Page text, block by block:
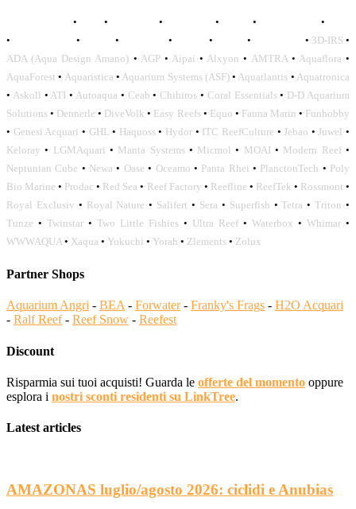
• • • • • •
•
• • • • • • 3D-IRS •
ADA (Aqua Design Amano) • AGP• Aipai • Alxyon • AMTRA• Aquaflora •
AquaForest • Aquaristica • Aquarium Systems (ASF)• Aquatlantis • Aquatronica
• Askoll • ATI • Autoaqua • Ceab • Chihiros • Coral Essentials• D-D Aquarium
Solutions • Dennerle • DiveVolk • Easy Reefs• Equo • Fauna Marin • Funhobby
• Genesi Acquari • GHL • Haquoss• Hydor • ITC ReefCulture •Jebao •Juwel •
Keloray • LGMAquari • Manta Systems• Micmol • MOAI • Modern Reef•
Neptunian Cube • Newa • Oase • Oceamo • Panta Rhei • PlanctonTech • Poly
Bio Marine • Prodac • Red Sea • Reef Factory • Reefline • ReefTek • Rossmont •
Royal Exclusiv • Royal Nature • Salifert • Sera • Superfish •Tetra •Triton •
Tunze • Twinstar • Two Little Fishies • Ultra Reef • Waterbox • Whimar •
WWWAQUA • Xaqua • Yokuchi • Yorah • Zlements • Zolux
Partner Shops
Aquarium Angri - BEA- Forwater- Franky's Frags - H2O Acquari
- Ralf Reef- Reef Snow - Reefest
Discount
Risparmia sui tuoi acquisti! Guarda le offerte del momento oppure
esplora i nostri sconti residenti su LinkTree.
Latest articles
AMAZONAS luglio/agosto 2026: ciclidi e Anubias